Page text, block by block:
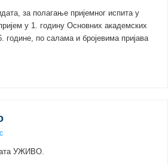
за полагање пријемног испита у
у 1. годину Основних академских
године, по салама и бројевима пријава
УЖИВО.